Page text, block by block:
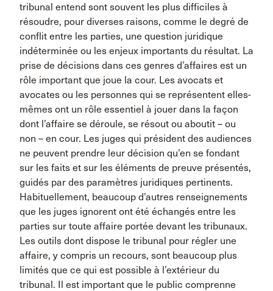
tribunal entend sont souvent les plus difficiles à
résoudre, pour diverses raisons, comme le degré de
conflit entre les parties, une question juridique
indéterminée ou les enjeux importants du résultat. La
prise de décisions dans ces genres d’affaires est un
rôle important que joue la cour. Les avocats et
avocates ou les personnes qui se représentent elles-
mêmes ont un rôle essentiel à jouer dans la façon
dont l’affaire se déroule, se résout ou aboutit – ou
non – en cour. Les juges qui président des audiences
ne peuvent prendre leur décision qu’en se fondant
sur les faits et sur les éléments de preuve présentés,
guidés par des paramètres juridiques pertinents.
Habituellement, beaucoup d’autres renseignements
que les juges ignorent ont été échangés entre les
parties sur toute affaire portée devant les tribunaux.
Les outils dont dispose le tribunal pour régler une
affaire, y compris un recours, sont beaucoup plus
limités que ce qui est possible à l’extérieur du
tribunal. Il est important que le public comprenne